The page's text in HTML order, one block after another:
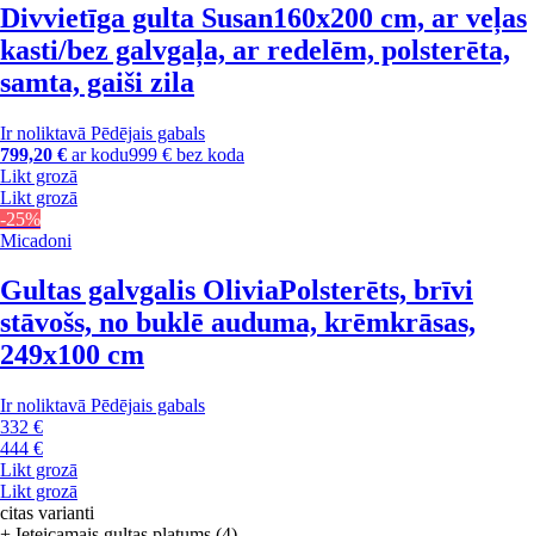
Divvietīga gulta Susan160x200 cm, ar veļas
kasti/bez galvgaļa, ar redelēm, polsterēta,
samta, gaiši zila
Ir noliktavā Pēdējais gabals
799,20 € ar kodu999 € bez koda
Likt grozā
Likt grozā
-25%
Micadoni
Gultas galvgalis OliviaPolsterēts, brīvi
stāvošs, no buklē auduma, krēmkrāsas,
249x100 cm
Ir noliktavā Pēdējais gabals
332 €
444 €
Likt grozā
Likt grozā
citas varianti